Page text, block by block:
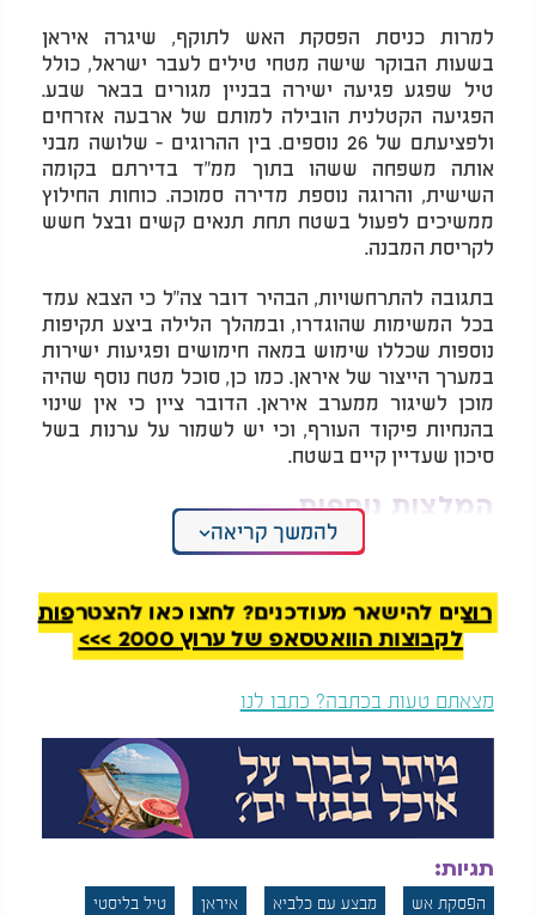
למרות כניסת הפסקת האש לתוקף, שיגרה איראן
בשעות הבוקר שישה מטחי טילים לעבר ישראל, כולל
טיל שפגע פגיעה ישירה בבניין מגורים בבאר שבע.
הפגיעה הקטלנית הובילה למותם של ארבעה אזרחים
ולפציעתם של 26 נוספים. בין ההרוגים - שלושה מבני
אותה משפחה ששהו בתוך ממ"ד בדירתם בקומה
השישית, והרוגה נוספת מדירה סמוכה. כוחות החילוץ
ממשיכים לפעול בשטח תחת תנאים קשים ובצל חשש
לקריסת המבנה.
בתגובה להתרחשויות, הבהיר דובר צה"ל כי הצבא עמד
בכל המשימות שהוגדרו, ובמהלך הלילה ביצע תקיפות
נוספות שכללו שימוש במאה חימושים ופגיעות ישירות
במערך הייצור של איראן. כמו כן, סוכל מטח נוסף שהיה
מוכן לשיגור ממערב איראן. הדובר ציין כי אין שינוי
בהנחיות פיקוד העורף, וכי יש לשמור על ערנות בשל
סיכון שעדיין קיים בשטח.
המלצות נוספות
תיעוד מעזה: השמדת
מחבלים שניסו להימלט
המלחמה: לוחם צה"ל
נהרג בתאונה מבצעית
בבית חאנון
נשיא ארצות הברית מסר כי הפסקת האש נכנסה לתוקף
וקרא לשני הצדדים להימנע מהפרתה. עם זאת, באיראן
אישור רשמי להסכם, אך הדגיש שאם ישראל תפסיק
לתקוף, גם איראן תחדל מהתגובה.
להמשך קריאה
רוצים להישאר מעודכנים? לחצו כאן להצטרפות
לקבוצות הוואטסאפ של ערוץ 2000 >>>
מצאתם טעות בכתבה? כתבו לנו
תגיות:
הפסקת אש מבצע עם כלביא איראן
טיל בליסטי